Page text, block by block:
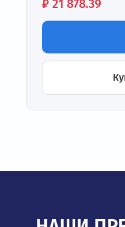
Цена:
₽ 21 878.39